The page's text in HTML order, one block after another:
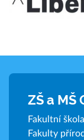
ZŠ a MŠ
Fakultní
Fakulty